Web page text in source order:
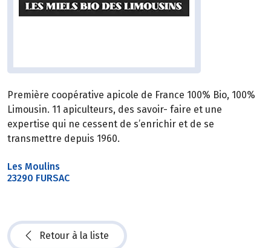
Première coopérative apicole de France 100% Bio, 100%
Limousin. 11 apiculteurs, des savoir- faire et une
expertise qui ne cessent de s’enrichir et de se
transmettre depuis 1960.
Les Moulins
23290 FURSAC
Retour à la liste